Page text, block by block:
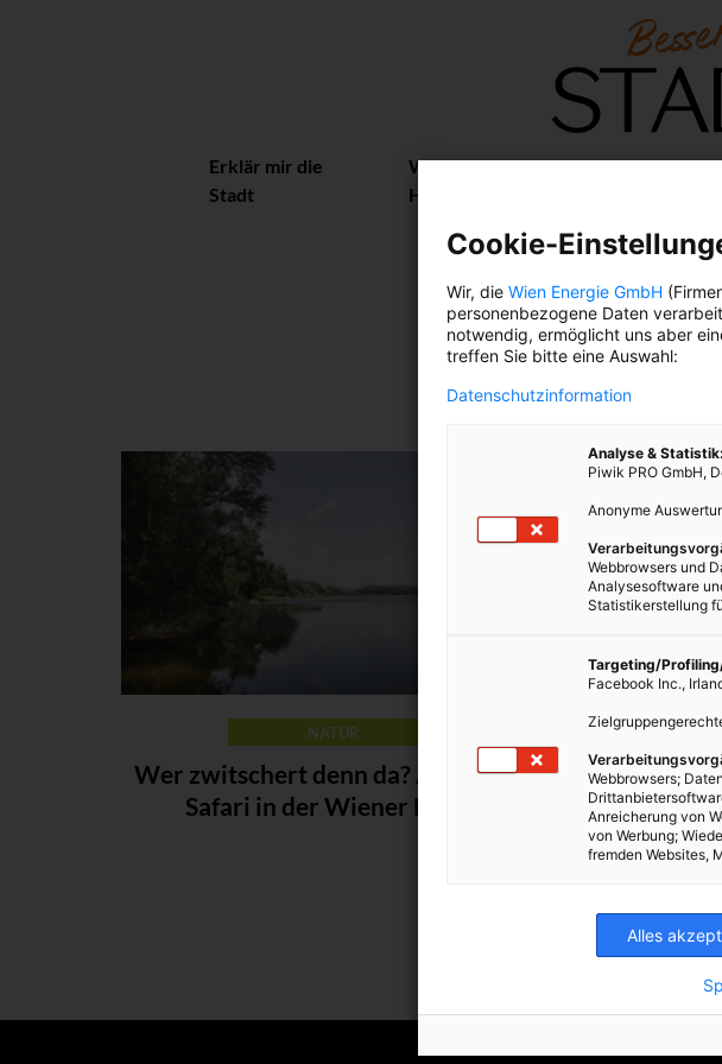
Erklär mir die
Stadt
Wiener
Herzerl
Großwetterlage
NATUR
Wer zwitschert denn da? Auf Vogel-
Safari in der Wiener Lobau
Cookie-
Wir, die Wien Energie GmbH
personenbezogene Daten
notwendig, ermöglicht uns aber
treffen Sie bitte eine Auswahl:
Datenschutzinformation
Analyse &
Piwik PRO GmbH,
Anonyme
Webbrowsers und
Analysesoftware
Statistikerstellung
Targeting/
Facebook Inc.,
Webbrowsers;
Anreicherung von
von Werbung;
fremden Websites,
Alles